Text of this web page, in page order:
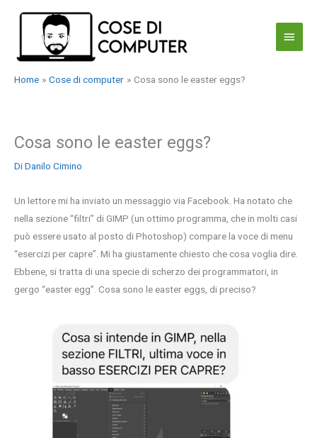
Menu
Home Cose di computer Cosa sono le easter eggs?
Cosa sono le easter eggs?
DiDanilo Cimino
Un lettore mi ha inviato un messaggio via Facebook. Ha notato che
nella sezione “filtri” di GIMP (un ottimo programma, che in molti casi
può essere usato al posto di Photoshop) compare la voce di menu
“esercizi per capre”. Mi ha giustamente chiesto che cosa voglia dire.
Ebbene, si tratta di una specie di scherzo dei programmatori, in
gergo “easter egg”. Cosa sono le easter eggs, di preciso?